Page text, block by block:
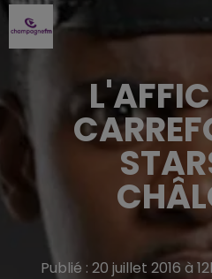
Publié : 20 juillet 2016 à